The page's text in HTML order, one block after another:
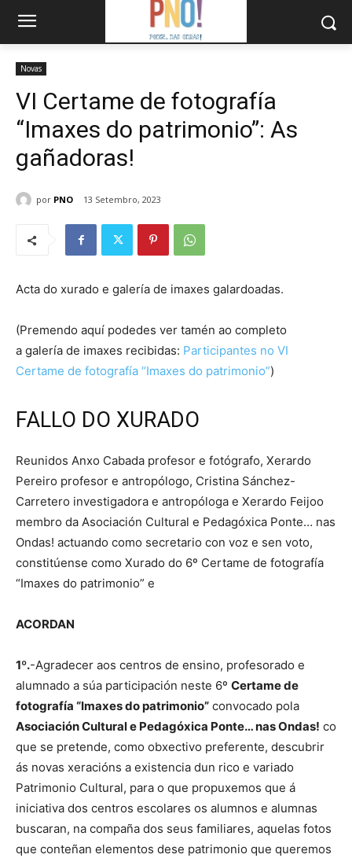
Novas
VI Certame de fotografía
“Imaxes do patrimonio”: As
gañadoras!
por PNO 13 Setembro, 2023
Acta do xurado e galería de imaxes galardoadas.
(Premendo aquí podedes ver tamén ao completo
a galería de imaxes recibidas: Participantes no VI
Certame de fotografía “Imaxes do patrimonio”)
FALLO DO XURADO
Reunidos Anxo Cabada profesor e fotógrafo, Xerardo
Pereiro profesor e antropólogo, Cristina Sánchez-
Carretero investigadora e antropóloga e Xerardo Feijoo
membro da Asociación Cultural e Pedagóxica Ponte… nas
Ondas! actuando como secretario con voz e sen voto,
constitúense como Xurado do 6º Certame de fotografía
“Imaxes do patrimonio” e
ACORDAN
1º.-Agradecer aos centros de ensino, profesorado e
alumnado a súa participación neste 6º Certame de
fotografía “Imaxes do patrimonio” convocado pola
Asociación Cultural e Pedagóxica Ponte… nas Ondas! co
que se pretende, como obxectivo preferente, descubrir
ás novas xeracións a existencia dun rico e variado
Patrimonio Cultural, para o que propuxemos que á
iniciativa dos centros escolares os alumnos e alumnas
buscaran, na compaña dos seus familiares, aquelas fotos
que conteñan elementos dese patrimonio que queremos